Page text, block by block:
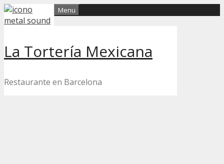
Skip
to
La Tortería Mexicana
Restaurante en Barcelona
Menu